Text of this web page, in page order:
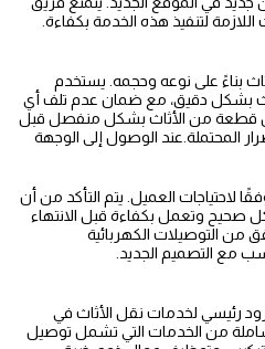
اللازمة لتنفيذ هذه الخدمة بكفاءة.
بناءً على نوعه وحجمه. يستخدم
بشكل دقيق، مع ضمان عدم تلف أي
قطعة من الأثاث بشكل منفصل قبل
المحتملة.عند الوصول إلى الوجهة
لاحتياجات العميل. يتم التأكد من أن
وتعمل بكفاءة قبل الانتهاء
من التوصيلات الكهربائية
مع التصميم الجديد.
رئيسي لخدمات نقل الأثاث في
من الخدمات التي تشمل توصيل